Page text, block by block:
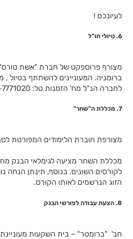
לעיונכם !
מצורף פרוספקט של חברת "אשת טורס"
ברומניה. המעוניינים להשתתף בטיול ,
לחברה הנ"ל מח' הזמנות טל: 03-7771020.
מצורפת חוברת הלימודים המפורטת לסמסטר
מכללת השחר מציעה לגימלאי הבנק
הזוג הנרשמים לאותו הקורס.
חב' "ברומטר" – בית השקעות מעוניינת